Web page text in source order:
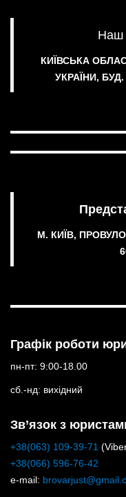
Наш
КИЇВСЬКА
УКРАЇНИ,
М. КИЇВ,
Графік роботи
пн-пт: 9:00-18.00
сб.-нд: вихідний
Зв’язок з
+38(063) 109-39-71
+38(066) 596-76-42
e-mail: